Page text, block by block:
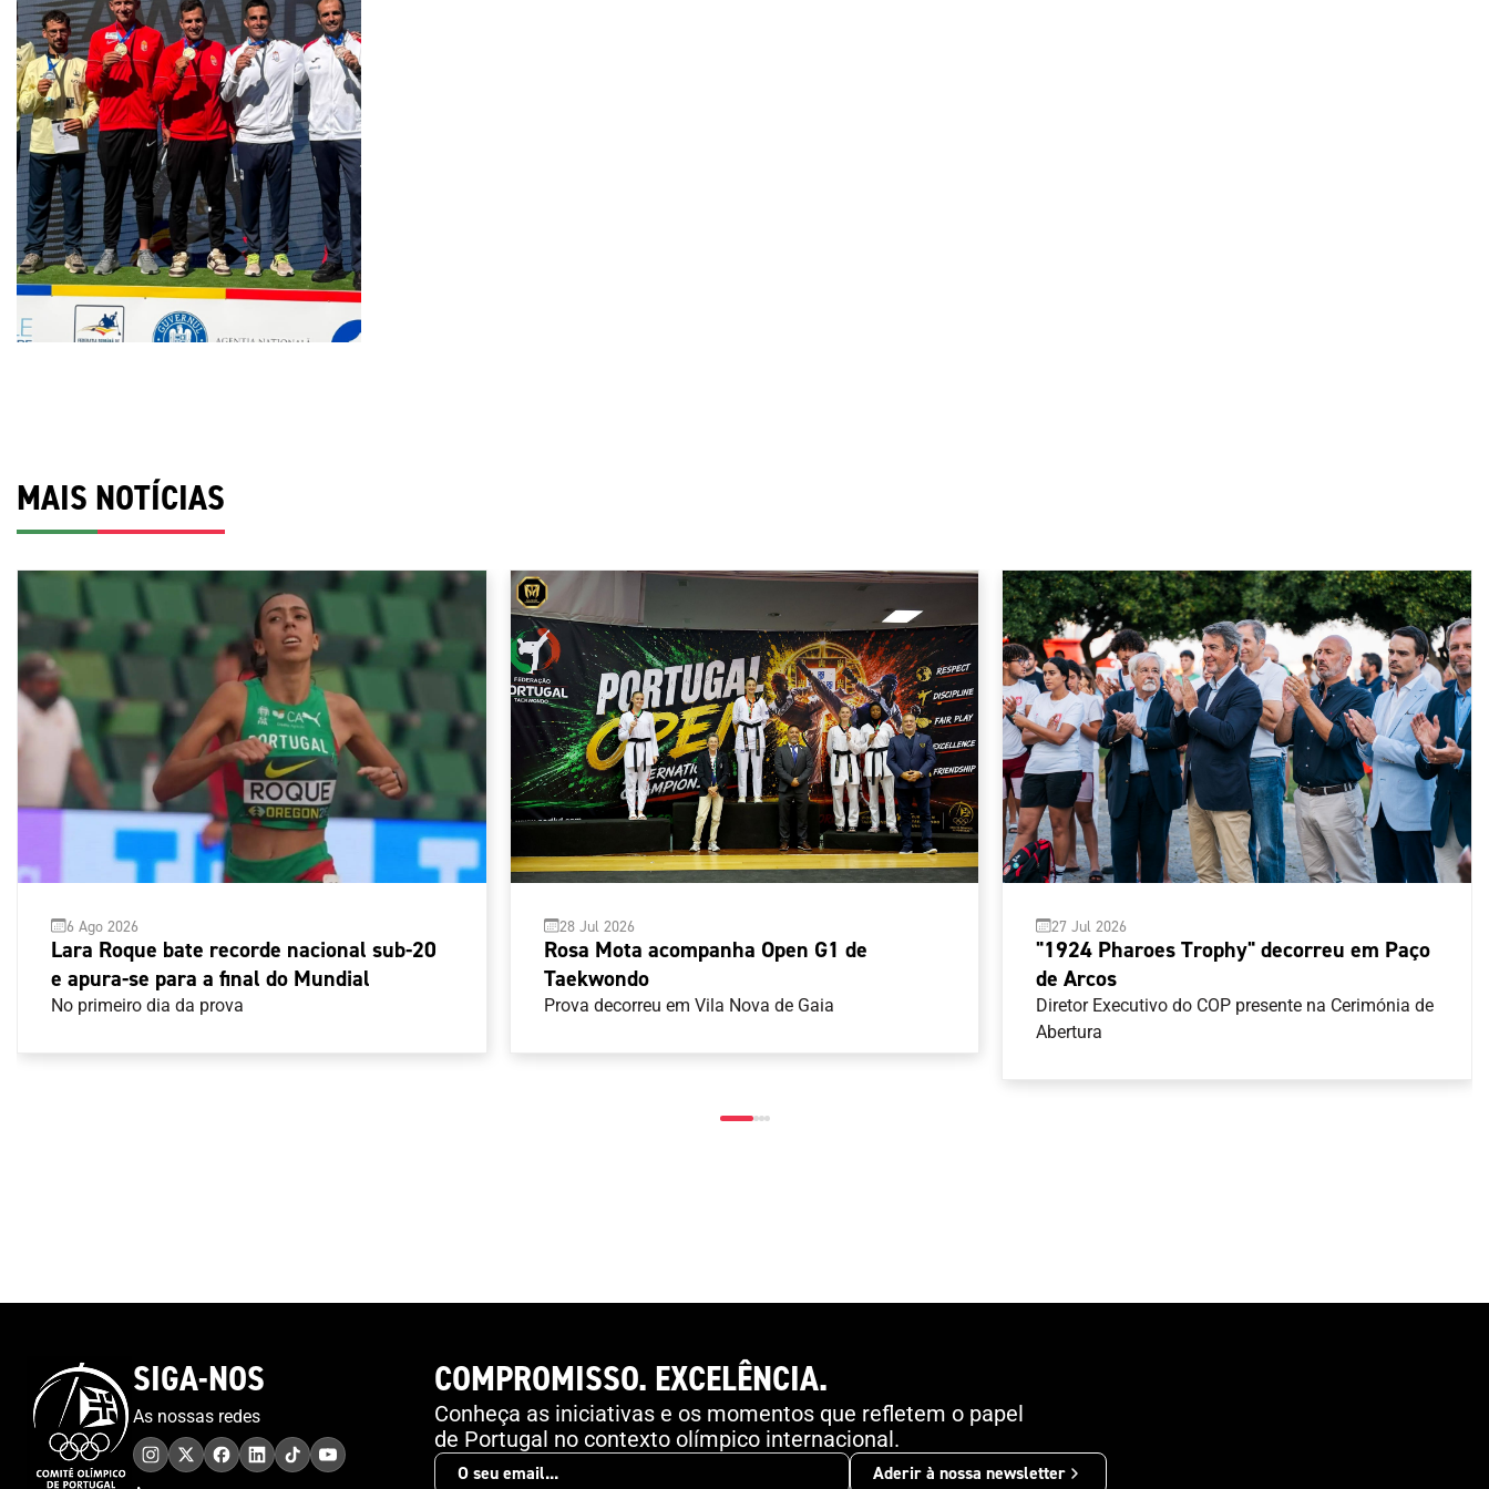
MAIS NOTÍCIAS
6 Ago 2026
Lara Roque bate recorde nacional sub-20
e apura-se para a final do Mundial
No primeiro dia da prova
28 Jul 2026
Rosa Mota acompanha Open G1 de
Taekwondo
Prova decorreu em Vila Nova de Gaia
27 Jul 2026
"1924 Pharoes Trophy" decorreu em Paço
de Arcos
Diretor Executivo do COP presente na Cerimónia de
Abertura
SIGA-NOS
As nossas redes
COMPROMISSO. EXCELÊNCIA.
Conheça as iniciativas e os momentos que refletem o papel
de Portugal no contexto olímpico internacional.
Aderir à nossa newsletter